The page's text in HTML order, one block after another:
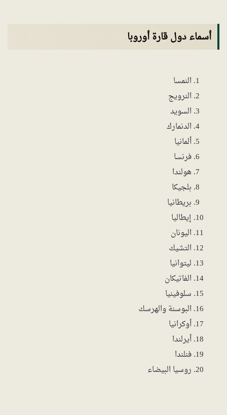
أسماء دول قارة أوروبا
النمسا
النرويج
السويد
الدنمارك
ألمانيا
فرنسا
هولندا
بلجيكا
بريطانيا
إيطاليا
اليونان
التشيك
ليتوانيا
الفاتيكان
سلوفينيا
البوسنة والهرسك
أوكرانيا
أيرلندا
فنلندا
روسيا البيضاء